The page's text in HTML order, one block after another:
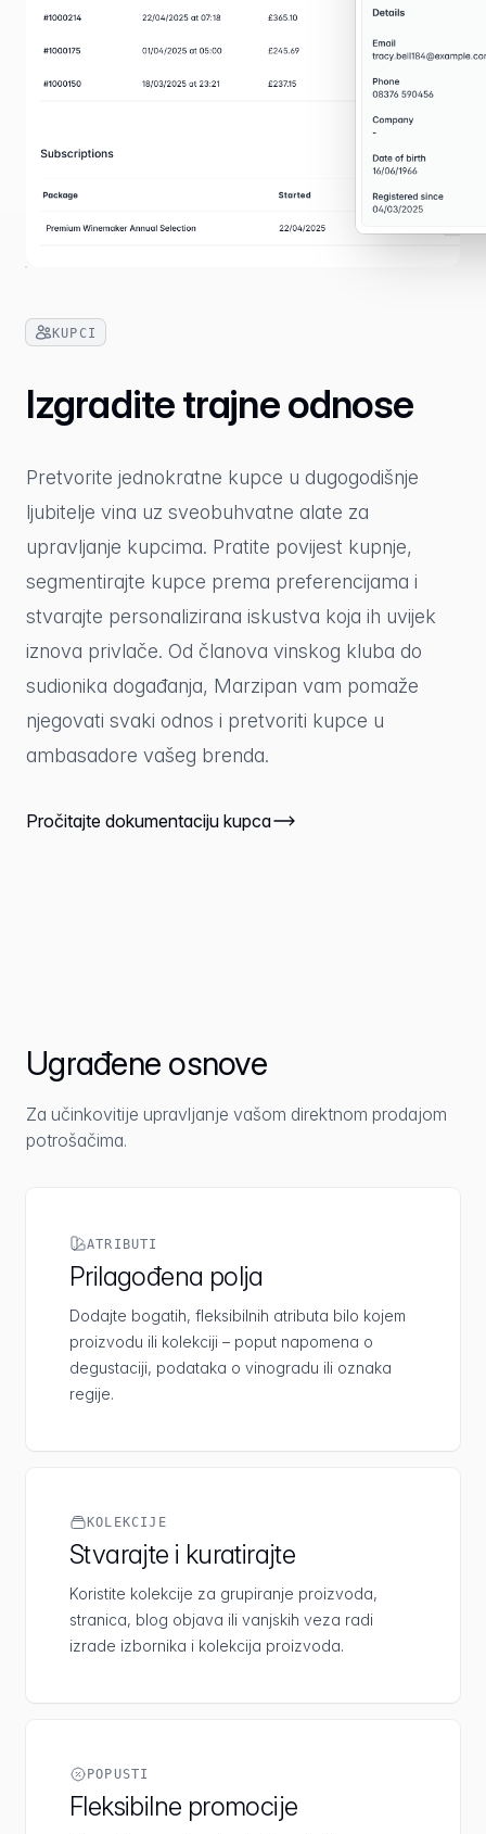
KUPCI
Izgradite trajne odnose
Pretvorite jednokratne kupce u dugogodišnje
ljubitelje vina uz sveobuhvatne alate za
upravljanje kupcima. Pratite povijest kupnje,
segmentirajte kupce prema preferencijama i
stvarajte personalizirana iskustva koja ih uvijek
iznova privlače. Od članova vinskog kluba do
sudionika događanja, Marzipan vam pomaže
njegovati svaki odnos i pretvoriti kupce u
ambasadore vašeg brenda.
Pročitajte dokumentaciju kupca
Ugrađene osnove
Za učinkovitije upravljanje vašom direktnom prodajom
potrošačima.
ATRIBUTI
Prilagođena polja
Dodajte bogatih, fleksibilnih atributa bilo kojem
proizvodu ili kolekciji – poput napomena o
degustaciji, podataka o vinogradu ili oznaka
regije.
KOLEKCIJE
Stvarajte i kuratirajte
Koristite kolekcije za grupiranje proizvoda,
stranica, blog objava ili vanjskih veza radi
izrade izbornika i kolekcija proizvoda.
POPUSTI
Fleksibilne promocije